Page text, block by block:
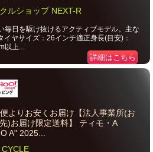
ルショップ NEXT-R
毎日を駆け抜けるアクティブモデル。主な
イヤサイズ：26インチ適正身長(目安)：
以上...
詳細はこちら
よりお安くお届け【法人事業所(お
)お届け限定送料】 ティモ・A
A" 2025...